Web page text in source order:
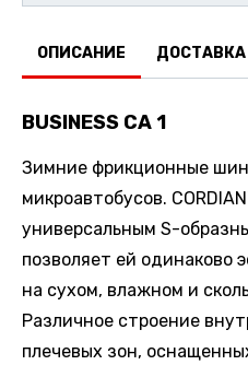
ОПИСАНИЕ
BUSINESS CA 1
Зимние фрикционные
микроавтобусов.
универсальным S-
позволяет ей одинаково
на сухом, влажном и
Различное строение
плечевых зон,